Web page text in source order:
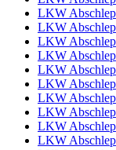
LKW
LKW
LKW
LKW
LKW
LKW
LKW
LKW
LKW
LKW